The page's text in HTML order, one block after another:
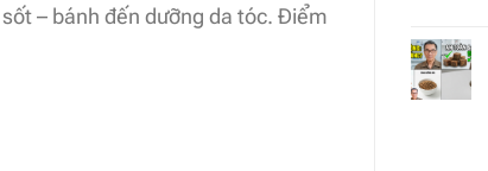
– bánh đến dưỡng da tóc. Điểm